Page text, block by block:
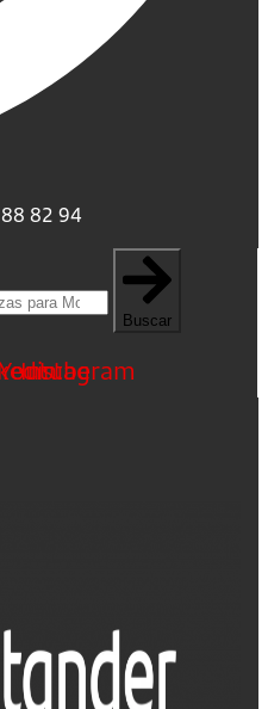
82 94
Buscar
Youtube
Instagram